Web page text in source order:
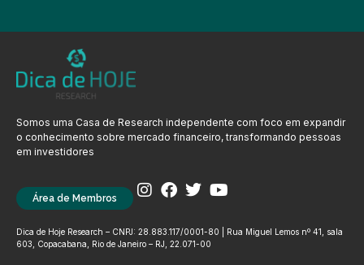
Somos uma Casa de Research independente com foco em expandir
o conhecimento sobre mercado financeiro, transformando pessoas
em investidores
Área de Membros
Dica de Hoje Research – CNPJ: 28.883.117/0001-80 | Rua Miguel Lemos nº 41, sala
603, Copacabana, Rio de Janeiro – RJ, 22.071-00